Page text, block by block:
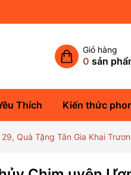
Giỏ hàng
0 sản
Thích Kiến thức
Quà Tặng Tân Gia Khai